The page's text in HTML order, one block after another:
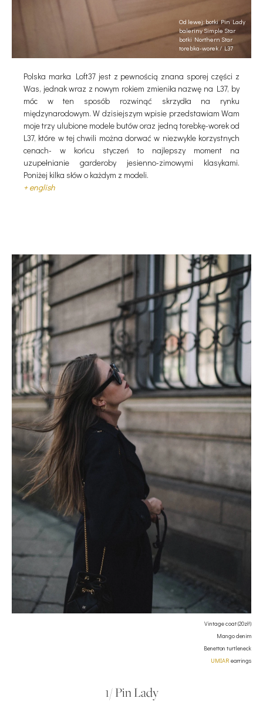
Od lewej: botki Pin Lady
baleriny Simple Star
botki Northern Star
torebka-worek / L37
Polska marka Loft37 jest z pewnością znana sporej części z
Was, jednak wraz z nowym rokiem zmieniła nazwę na L37, by
móc w ten sposób rozwinąć skrzydła na rynku
międzynarodowym. W dzisiejszym wpisie przedstawiam Wam
moje trzy ulubione modele butów oraz jedną torebkę-worek od
L37, które w tej chwili można dorwać w niezwykle korzystnych
cenach- w końcu styczeń to najlepszy moment na
uzupełnianie garderoby jesienno-zimowymi klasykami.
Poniżej kilka słów o każdym z modeli.
+ english
Vintage coat (20zł!)
Mango denim
Benetton turtleneck
UMIAR earrings
1/ Pin Lady